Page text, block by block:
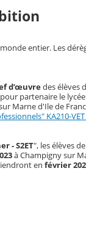
entier. Les
d’œuvredes élèves
partenaire le lycée
Marne d'Ile de
KA210-VET
- S2ET", les élèves de
à Champigny sur
en février